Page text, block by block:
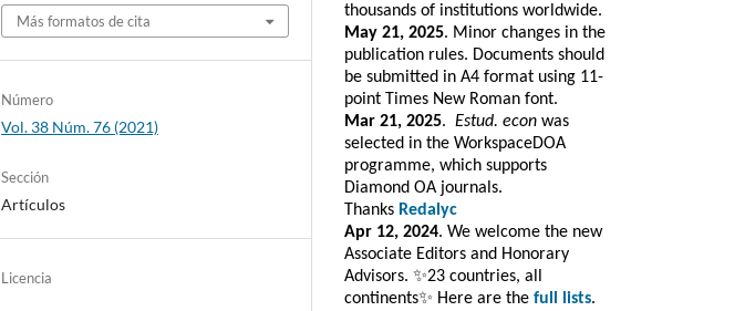
Más formatos de cita
Número
Vol. 38 Núm. 76 (2021)
Sección
Artículos
Licencia
thousands of institutions worldwide.
May 21, 2025. Minor changes in the
publication rules. Documents should
be submitted in A4 format using 11-
point Times New Roman font.
Mar 21, 2025. Estud. econ was
selected in the WorkspaceDOA
programme, which supports
Diamond OA journals.
Thanks Redalyc
Apr 12, 2024. We welcome the new
Associate Editors and Honorary
Advisors. ✨23 countries, all
continents✨ Here are the full lists.